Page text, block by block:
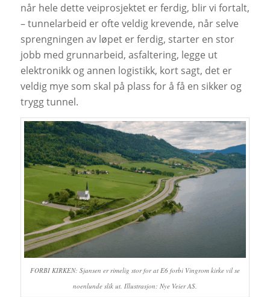
når hele dette veiprosjektet er ferdig, blir vi fortalt,
– tunnelarbeid er ofte veldig krevende, når selve
sprengningen av løpet er ferdig, starter en stor
jobb med grunnarbeid, asfaltering, legge ut
elektronikk og annen logistikk, kort sagt, det er
veldig mye som skal på plass for å få en sikker og
trygg tunnel.
FORBI KIRKEN: Sjansen er rimelig stor for at E6 forbi Vingrom kirke vil se
noenlunde slik ut. Illustrasjon: Nye Veier AS.